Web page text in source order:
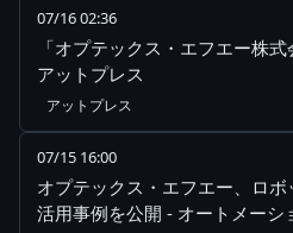
07/16 02:36
「オプテックス・エフエー株
アットプレス
アットプレス
07/15 16:00
オプテックス・エフエー、ロ
活用事例を公開 - オートメーシ